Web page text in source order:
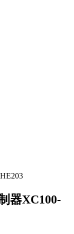
器XC100-